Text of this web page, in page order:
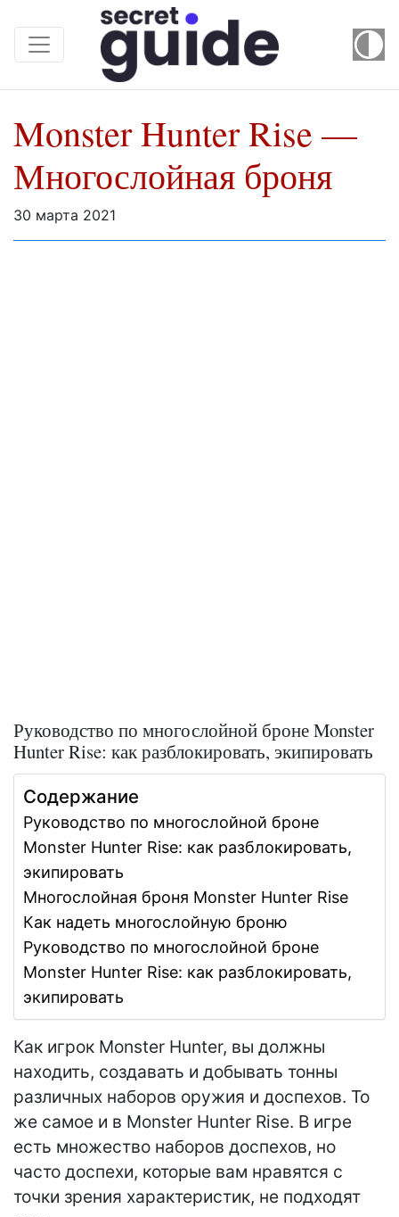
Monster Hunter Rise —
Многослойная броня
30 марта 2021
Руководство по многослойной броне Monster
Hunter Rise: как разблокировать, экипировать
Содержание
Руководство по многослойной броне
Monster Hunter Rise: как разблокировать,
экипировать
Многослойная броня Monster Hunter Rise
Как надеть многослойную броню
Руководство по многослойной броне
Monster Hunter Rise: как разблокировать,
экипировать
Как игрок Monster Hunter, вы должны
находить, создавать и добывать тонны
различных наборов оружия и доспехов. То
же самое и в Monster Hunter Rise. В игре
есть множество наборов доспехов, но
часто доспехи, которые вам нравятся с
точки зрения характеристик, не подходят